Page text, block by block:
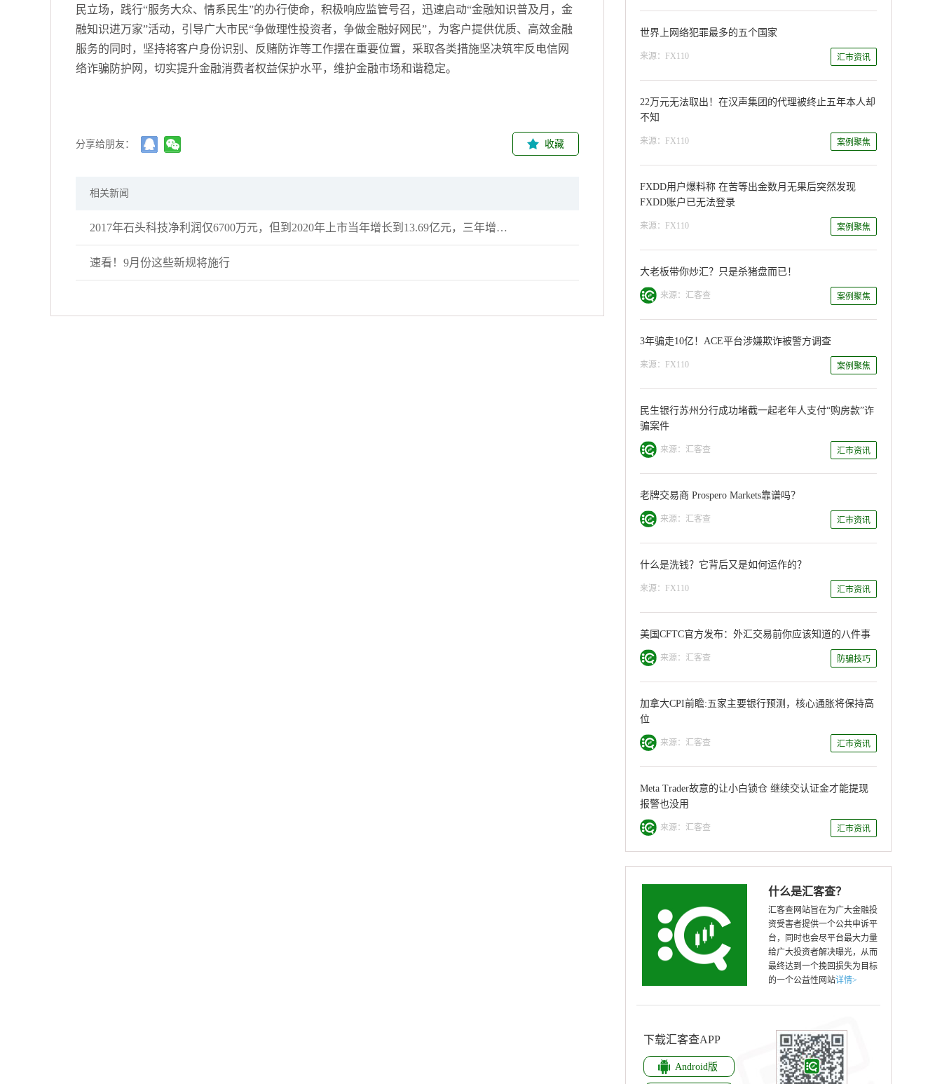
民立场，践行“服务大众、情系民生”的办行使命，积极响应监管号召，迅速启动“金融知识普及月，金
融知识进万家”活动，引导广大市民“争做理性投资者，争做金融好网民”，为客户提供优质、高效金融
服务的同时，坚持将客户身份识别、反赌防诈等工作摆在重要位置，采取各类措施坚决筑牢反电信网
络诈骗防护网，切实提升金融消费者权益保护水平，维护金融市场和谐稳定。
分享给朋友： 收藏
相关新闻
2017年石头科技净利润仅6700万元，但到2020年上市当年增长到13.69亿元，三年增长近20倍，公司也在2020年2月顺利上市。但到了2021年公司业绩开始停滞，录得14.02亿元，仅增2.41%。2022年一季报依然个位数增长，直至2022年中报出现下滑。
速看！9月份这些新规将施行
世界上网络犯罪最多的五个国家
来源：FX110 汇市资讯
22万元无法取出！在汉声集团的代理被终止五年本人却
不知
来源：FX110 案例聚焦
FXDD用户爆料称 在苦等出金数月无果后突然发现
FXDD账户已无法登录
来源：FX110 案例聚焦
大老板带你炒汇？只是杀猪盘而已！
来源：汇客查 案例聚焦
3年骗走10亿！ACE平台涉嫌欺诈被警方调查
来源：FX110 案例聚焦
民生银行苏州分行成功堵截一起老年人支付“购房款”诈
骗案件
来源：汇客查 汇市资讯
老牌交易商 Prospero Markets靠谱吗？
来源：汇客查 汇市资讯
什么是洗钱？它背后又是如何运作的？
来源：FX110 汇市资讯
美国CFTC官方发布：外汇交易前你应该知道的八件事
来源：汇客查 防骗技巧
加拿大CPI前瞻:五家主要银行预测，核心通胀将保持高
位
来源：汇客查 汇市资讯
Meta Trader故意的让小白锁仓 继续交认证金才能提现
报警也没用
来源：汇客查 汇市资讯
什么是汇客查？
汇客查网站旨在为广大金融投
资受害者提供一个公共申诉平
台，同时也会尽平台最大力量
给广大投资者解决曝光，从而
最终达到一个挽回损失为目标
的一个公益性网站详情>
下载汇客查APP
Android版